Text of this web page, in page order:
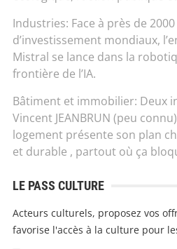
Industries: Face à près de
d’investissement mondiaux,
Mistral se lance dans la
frontière de l’IA.
Bâtiment et immobilier: Deux
Vincent JEANBRUN (peu
logement présente son plan
et durable , partout où ça
LE PASS CULTURE
Acteurs culturels, proposez vos
favorise l'accès à la culture pour